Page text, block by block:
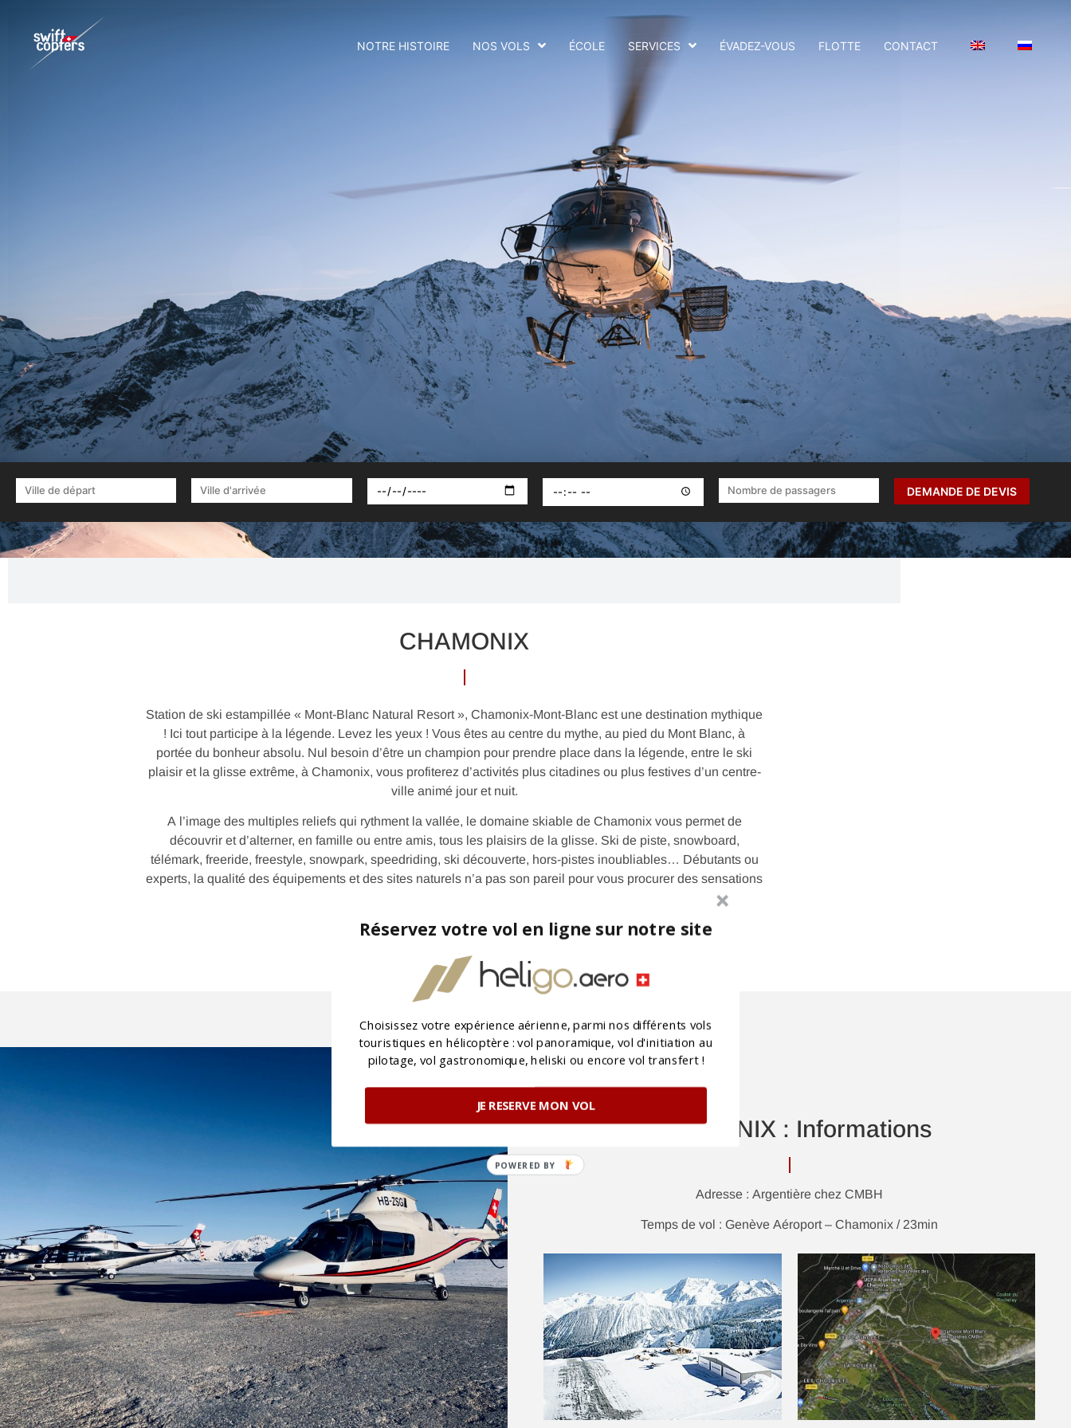
NOTRE HISTOIRE NOS VOLS ÉCOLE SERVICES ÉVADEZ-VOUS FLOTTE CONTACT
DEMANDE DE DEVIS
CHAMONIX
Station de ski estampillée « Mont-Blanc Natural Resort », Chamonix-Mont-Blanc est une destination mythique
! Ici tout participe à la légende. Levez les yeux ! Vous êtes au centre du mythe, au pied du Mont Blanc, à
portée du bonheur absolu. Nul besoin d’être un champion pour prendre place dans la légende, entre le ski
plaisir et la glisse extrême, à Chamonix, vous profiterez d’activités plus citadines ou plus festives d’un centre-
ville animé jour et nuit.
A l’image des multiples reliefs qui rythment la vallée, le domaine skiable de Chamonix vous permet de
découvrir et d’alterner, en famille ou entre amis, tous les plaisirs de la glisse. Ski de piste, snowboard,
télémark, freeride, freestyle, snowpark, speedriding, ski découverte, hors-pistes inoubliables… Débutants ou
experts, la qualité des équipements et des sites naturels n’a pas son pareil pour vous procurer des sensations
CHAMONIX : Informations
Adresse : Argentière chez CMBH
Temps de vol : Genève Aéroport – Chamonix / 23min
Réservez votre vol en ligne sur notre site
Choisissez votre expérience aérienne, parmi nos différents vols
touristiques en hélicoptère : vol panoramique, vol d'initiation au
pilotage, vol gastronomique, heliski ou encore vol transfert !
JE RESERVE MON VOL
POWERED BY